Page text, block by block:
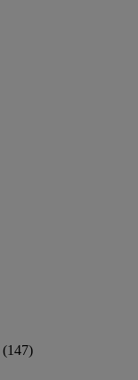
(147)